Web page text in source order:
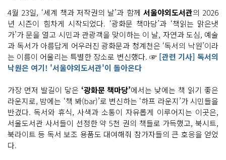
4월 23일, ‘세계 책과 저작권의 날’과 함께 서울야외도서관의 2026
년 시즌이 힘차게 시작되었다. ‘광화문 책마당’과 ‘책읽는 맑은냇
가’가 문을 열고 시민과 관광객을 맞이하는 이 날, 자연과 도심, 예술
과 독서가 아름답게 어우러진 광화문과 청계천은 ‘독서의 낙원’이라
는 이름이 어울리는 특별한 장소로 변신했다. ☞[관련 기사] 독서의
낙원은 여기! '서울야외도서관'이 돌아온다
가장 먼저 발길이 닿은 ‘광화문 책마당’에서는 낮에는 책 읽기 좋은
라운지로, 밤에는 ‘책 봐(bar)’로 변신하는 ‘하프 라운지’가 시민들을
반겼다. 독서와 휴식, 사색과 소통이 자유롭게 이루어지는 이곳은,
서울도서관 사서들이 선정한 약 5천 권의 책들로 가득했고, 북시트,
북라이트 등 독서 보조 용품도 대여해줘 참가자들의 큰 호응을 얻었
다.